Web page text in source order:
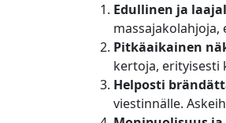
Edullinen ja
massajakolahjoja,
Pitkäaikainen
kertoja, erityisesti
Helposti
viestinnälle.